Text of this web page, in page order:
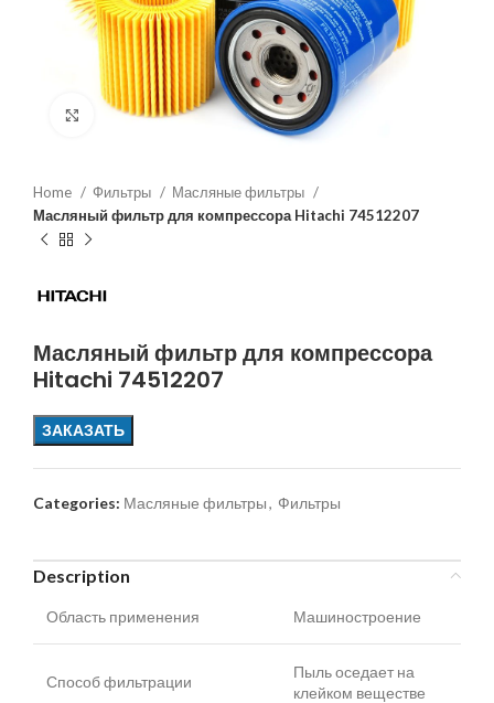
Увеличить
Home Фильтры
Масляные фильтры
Масляный фильтр для компрессора Hitachi 74512207
Масляный фильтр для компрессора
Hitachi 74512207
ЗАКАЗАТЬ
Categories: Масляные фильтры, Фильтры
Description
Область применения Машиностроение
Способ фильтрации
Пыль оседает на
клейком веществе